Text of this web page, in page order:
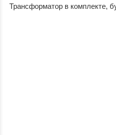
Трансформатор в комплекте,